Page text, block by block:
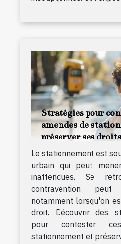
Stratégies pour
amendes de
préserver ses droits
Le stationnement est
urbain qui peut
inattendues. Se
contravention
notamment lorsqu'on
droit. Découvrir des
pour contester
stationnement et